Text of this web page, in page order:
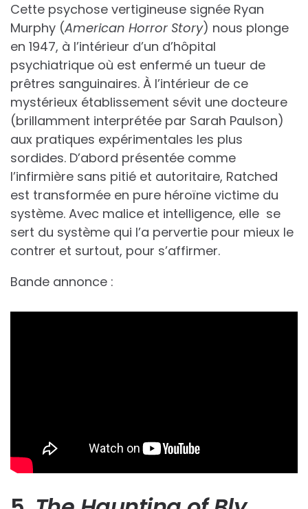
Cette psychose vertigineuse signée Ryan
Murphy (American Horror Story) nous plonge
en 1947, à l’intérieur d’un d’hôpital
psychiatrique où est enfermé un tueur de
prêtres sanguinaires. À l’intérieur de ce
mystérieux établissement sévit une docteure
(brillamment interprétée par Sarah Paulson)
aux pratiques expérimentales les plus
sordides. D’abord présentée comme
l’infirmière sans pitié et autoritaire, Ratched
est transformée en pure héroïne victime du
système. Avec malice et intelligence, elle se
sert du système qui l’a pervertie pour mieux le
contrer et surtout, pour s’affirmer.
Bande annonce :